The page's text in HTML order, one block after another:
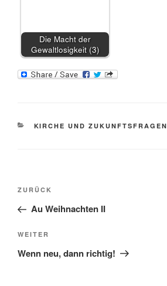
Die Macht der
Gewaltlosigkeit (3)
KATEGORIEN
KIRCHE UND ZUKUNFTSFRAGEN
Beitragsnavigation
Vorheriger
Beitrag
ZURÜCK
Au Weihnachten II
Nächster
Beitrag
WEITER
Wenn neu, dann richtig!